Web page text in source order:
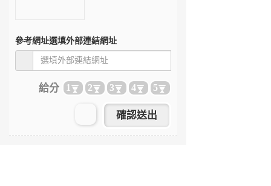
參考網址選填外部連結網址
給分 1 2 3 4 5